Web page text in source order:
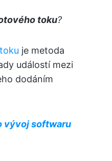
toku?
je metoda
událostí mezi
dodáním
vývoj softwaru